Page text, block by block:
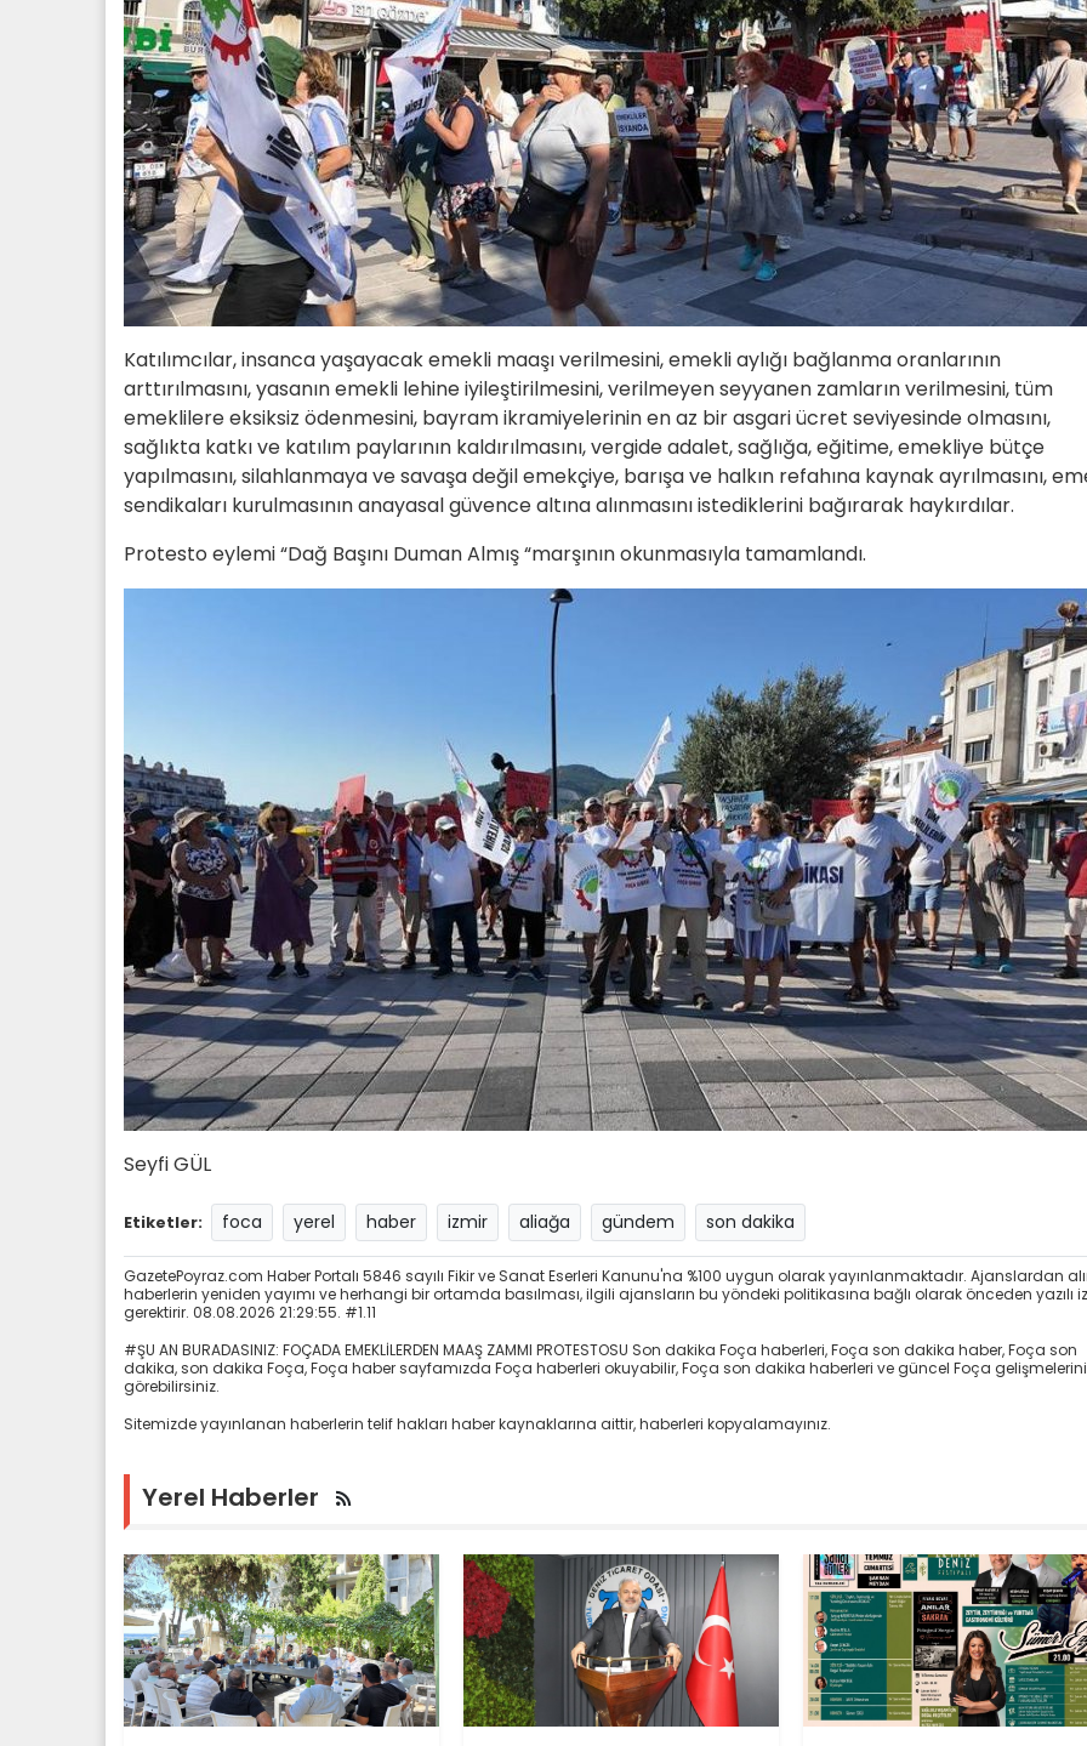
Katılımcılar, insanca yaşayacak emekli maaşı verilmesini, emekli aylığı bağlanma oranlarının
arttırılmasını, yasanın emekli lehine iyileştirilmesini, verilmeyen seyyanen zamların verilmesini, tüm
emeklilere eksiksiz ödenmesini, bayram ikramiyelerinin en az bir asgari ücret seviyesinde olmasını,
sağlıkta katkı ve katılım paylarının kaldırılmasını, vergide adalet, sağlığa, eğitime, emekliye bütçe
yapılmasını, silahlanmaya ve savaşa değil emekçiye, barışa ve halkın refahına kaynak ayrılmasını,
sendikaları kurulmasının anayasal güvence altına alınmasını istediklerini bağırarak haykırdılar.
Protesto eylemi “Dağ Başını Duman Almış “marşının okunmasıyla tamamlandı.
Seyfi GÜL
Etiketler: foca yerel haber izmir aliağa gündem son dakika
GazetePoyraz.com Haber Portalı 5846 sayılı Fikir ve Sanat Eserleri Kanunu'na %100 uygun olarak yayınlanmaktadır. Ajanslardan
haberlerin yeniden yayımı ve herhangi bir ortamda basılması, ilgili ajansların bu yöndeki politikasına bağlı olarak önceden yazılı
gerektirir. 08.08.2026 21:29:55. #1.11
#ŞU AN BURADASINIZ: FOÇADA EMEKLİLERDEN MAAŞ ZAMMI PROTESTOSU Son dakika Foça haberleri, Foça son dakika haber, Foça son
dakika, son dakika Foça, Foça haber sayfamızda Foça haberleri okuyabilir, Foça son dakika haberleri ve güncel Foça gelişmelerini
görebilirsiniz.
Sitemizde yayınlanan haberlerin telif hakları haber kaynaklarına aittir, haberleri kopyalamayınız.
Yerel Haberler